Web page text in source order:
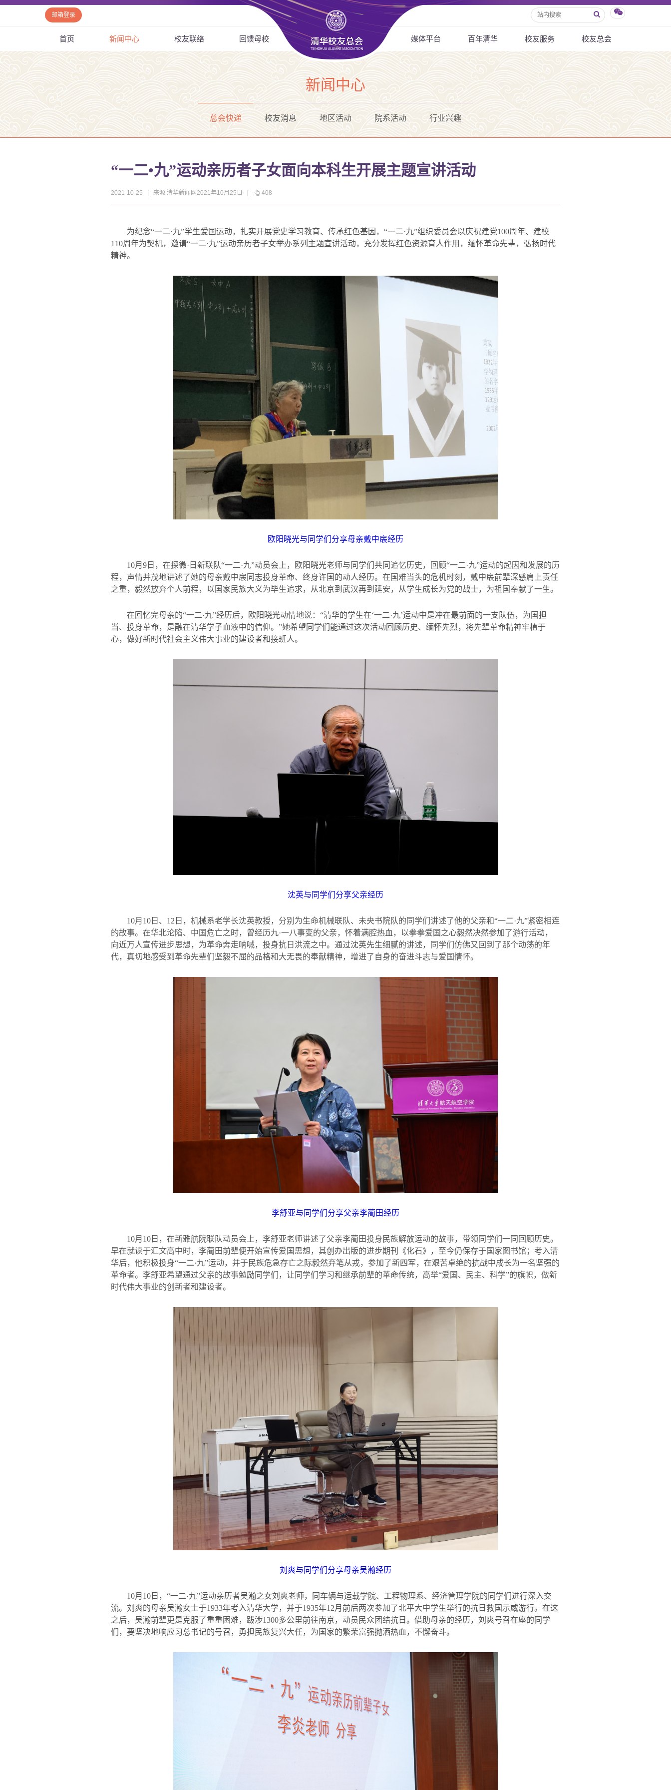
邮箱登录
首页 新闻中心 校友联络 回馈母校 媒体平台 百年清华 校友服务 校友总会
新闻中心
总会快递 校友消息 地区活动 院系活动 行业兴趣
“一二•九”运动亲历者子女面向本科生开展主题宣讲活动
2021-10-25 来源 清华新闻网2021年10月25日 408
为纪念“一二·九”学生爱国运动，扎实开展党史学习教育、传承红色基因，“一二·九”组织委员会以庆祝建党100周年、建校
110周年为契机，邀请“一二·九”运动亲历者子女举办系列主题宣讲活动，充分发挥红色资源育人作用，缅怀革命先辈，弘扬时代
精神。
欧阳晓光与同学们分享母亲戴中扆经历
10月 9 日，在探微·日新联队“一二·九”动员会上，欧阳晓光老师与同学们共同追忆历史，回顾“一二·九”运动的起因和发展的历
程，声情并茂地讲述了她的母亲戴中扆同志投身革命、终身许国的动人经历。在国难当头的危机时刻，戴中扆前辈深感肩上责任
之重，毅然放弃个人前程，以国家民族大义为毕生追求，从北京到武汉再到延安，从学生成长为党的战士，为祖国奉献了一生。
在回忆完母亲的“一二·九”经历后，欧阳晓光动情地说：“清华的学生在‘一二·九’运动中是冲在最前面的一支队伍，为国担
当、投身革命，是融在清华学子血液中的信仰。”她希望同学们能通过这次活动回顾历史、缅怀先烈，将先辈革命精神牢植于
心，做好新时代社会主义伟大事业的建设者和接班人。
沈英与同学们分享父亲经历
10月 10 日、 12 日，机械系老学长沈英教授，分别为生命机械联队、未央书院队的同学们讲述了他的父亲和“一二·九”紧密相连
的故事。在华北沦陷、中国危亡之时，曾经历九·一八事变的父亲，怀着满腔热血，以拳拳爱国之心毅然决然参加了游行活动，
向近万人宣传进步思想，为革命奔走呐喊，投身抗日洪流之中。通过沈英先生细腻的讲述，同学们仿佛又回到了那个动荡的年
代，真切地感受到革命先辈们坚毅不屈的品格和大无畏的奉献精神，增进了自身的奋进斗志与爱国情怀。
李舒亚与同学们分享父亲李蔺田经历
10月 10 日，在新雅航院联队动员会上，李舒亚老师讲述了父亲李蔺田投身民族解放运动的故事，带领同学们一同回顾历史。
早在就读于汇文高中时，李蔺田前辈便开始宣传爱国思想，其创办出版的进步期刊《化石》，至今仍保存于国家图书馆；考入清
华后，他积极投身“一二·九”运动，并于民族危急存亡之际毅然弃笔从戎，参加了新四军，在艰苦卓绝的抗战中成长为一名坚强的
革命者。李舒亚希望通过父亲的故事勉励同学们，让同学们学习和继承前辈的革命传统，高举“爱国、民主、科学”的旗帜，做新
时代伟大事业的创新者和建设者。
刘爽与同学们分享母亲吴瀚经历
10月 10 日，“一二·九”运动亲历者吴瀚之女刘爽老师，同车辆与运载学院、工程物理系、经济管理学院的同学们进行深入交
流。刘爽的母亲吴瀚女士于1933年考入清华大学，并于1935年12月前后两次参加了北平大中学生举行的抗日救国示威游行。在这
之后，吴瀚前辈更是克服了重重困难，跋涉1300多公里前往南京，动员民众团结抗日。借助母亲的经历，刘爽号召在座的同学
们，要坚决地响应习总书记的号召，勇担民族复兴大任，为国家的繁荣富强抛洒热血，不懈奋斗。